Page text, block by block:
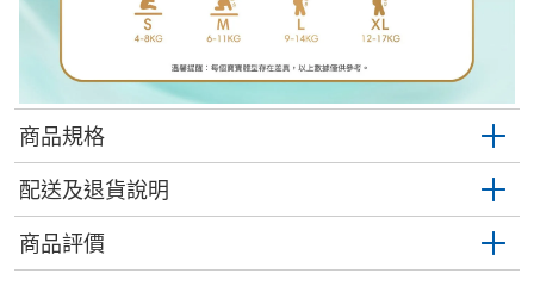
商品規格
配送及退貨說明
商品評價